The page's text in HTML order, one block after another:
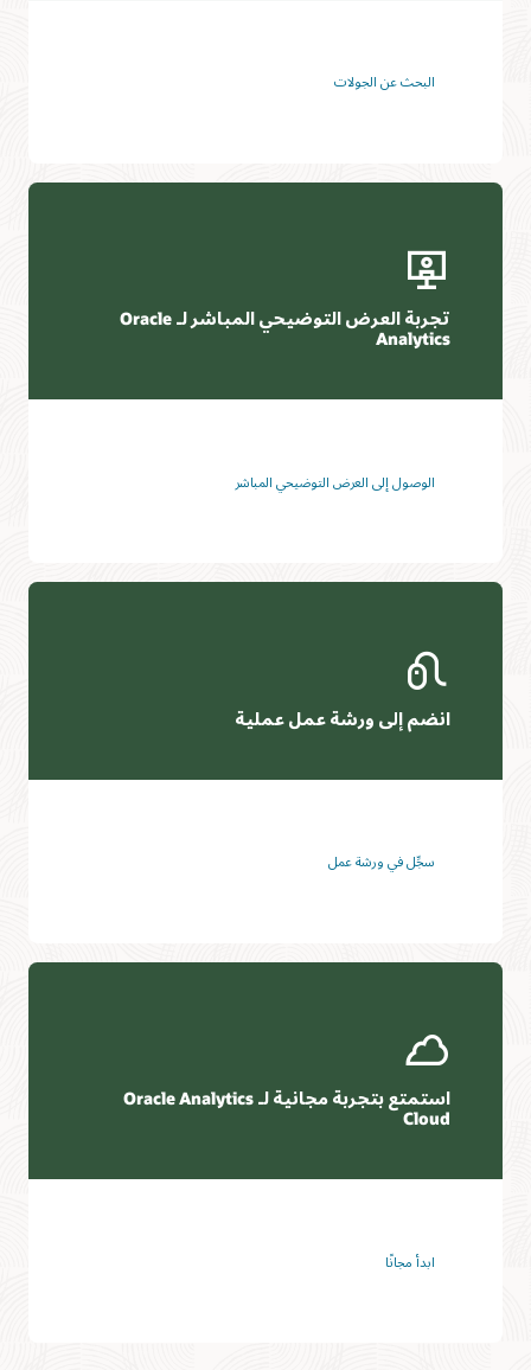
البحث عن الجولات
تجربة العرض التوضيحي المباشر لـ Oracle
Analytics
الوصول إلى العرض التوضيحي المباشر
انضم إلى ورشة عمل عملية
سجِّل في ورشة عمل
استمتع بتجربة مجانية لـ Oracle Analytics
Cloud
ابدأ مجانًا